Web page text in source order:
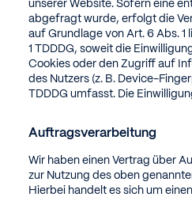
unserer Website. Sofern eine
abgefragt wurde, erfolgt die
auf Grundlage von Art. 6 Abs. 1
1 TDDDG, soweit die
Cookies oder den Zugriff auf
des Nutzers (z. B. Device-
TDDDG umfasst. Die
Auftragsverarbeitung
Wir haben einen Vertrag über
zur Nutzung des oben
Hierbei handelt es sich um